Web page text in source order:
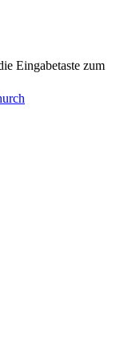
Eingabetaste zum